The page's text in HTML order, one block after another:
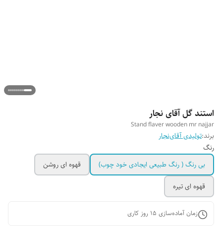
استند گل آقای نجار
Stand flaver wooden mr najjar
برند:تولیدی آقای‌نجار
رنگ
بی رنگ ( رنگ طبیعی ایجادی خود چوب)
قهوه ای روشن
قهوه ای تیره
زمان آماده‌سازی 15 روز کاری